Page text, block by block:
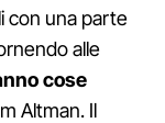
con una parte
alle
cose
Altman. Il